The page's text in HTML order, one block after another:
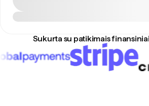
Sukurta su patikimais